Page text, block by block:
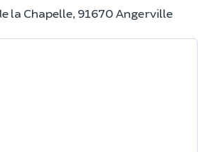
la Chapelle, 91670 Angerville